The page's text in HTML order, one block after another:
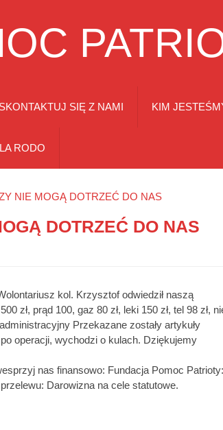
SKONTAKTUJ SIĘ Z NAMI KIM
RODO
NIE MOGĄ DOTRZEĆ DO NAS
DOTRZEĆ DO NAS
kol. Krzysztof odwiedził naszą
zł, prąd 100, gaz 80 zł, leki 150 zł, tel 98 zł,
Przekazane zostały artykuły
operacji, wychodzi o kulach. Dziękujemy
nas finansowo: Fundacja Pomoc Patrioty:
Darowizna na cele statutowe.